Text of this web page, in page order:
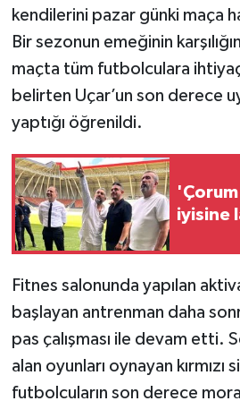
kendilerini pazar günki maça
Bir sezonun emeğinin
maçta tüm futbolculara
belirten Uçar’un son derece
yaptığı öğrenildi.
iyisine
Fitnes salonunda yapılan
başlayan antrenman daha
pas çalışması ile devam etti.
alan oyunları oynayan kırmızı
futbolcuların son derece